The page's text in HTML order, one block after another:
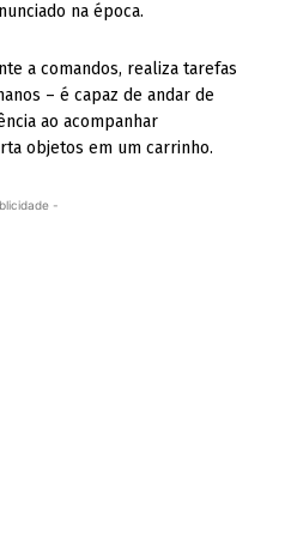
na época.
a comandos, realiza tarefas
– é capaz de andar de
ao acompanhar
objetos em um carrinho.
-